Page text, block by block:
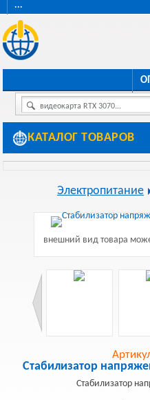
···
видеокарта RTX 3070...
КАТАЛОГ ТОВАРОВ
Электропитание
внешний вид товара
Стабилизатор
Стабилизатор